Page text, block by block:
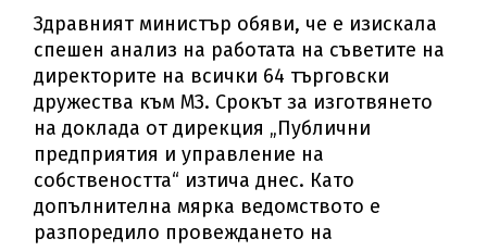
Здравният министър обяви, че е изискала
спешен анализ на работата на съветите на
директорите на всички 64 търговски
дружества към МЗ. Срокът за изготвянето
на доклада от дирекция „Публични
предприятия и управление на
собствеността“ изтича днес. Като
допълнителна мярка ведомството е
разпоредило провеждането на